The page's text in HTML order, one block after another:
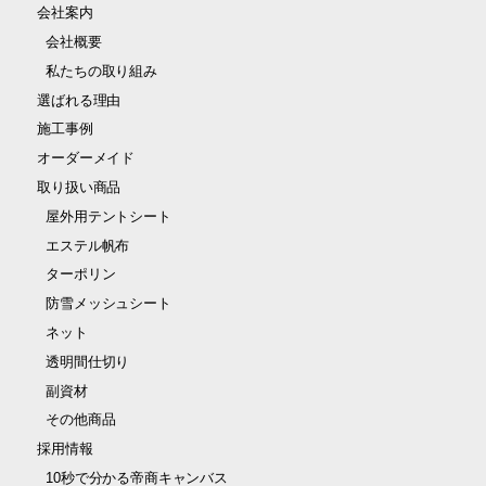
会社案内
会社概要
私たちの取り組み
選ばれる理由
施⼯事例
オーダーメイド
取り扱い商品
屋外⽤テントシート
エステル帆布
ターポリン
防雪メッシュシート
ネット
透明間仕切り
副資材
その他商品
採用情報
10秒で分かる帝商キャンバス